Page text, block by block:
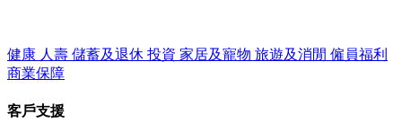
健康 人壽 儲蓄及退休 投資 家居及寵物 旅遊及消閒 僱員福利
商業保障
客戶支援